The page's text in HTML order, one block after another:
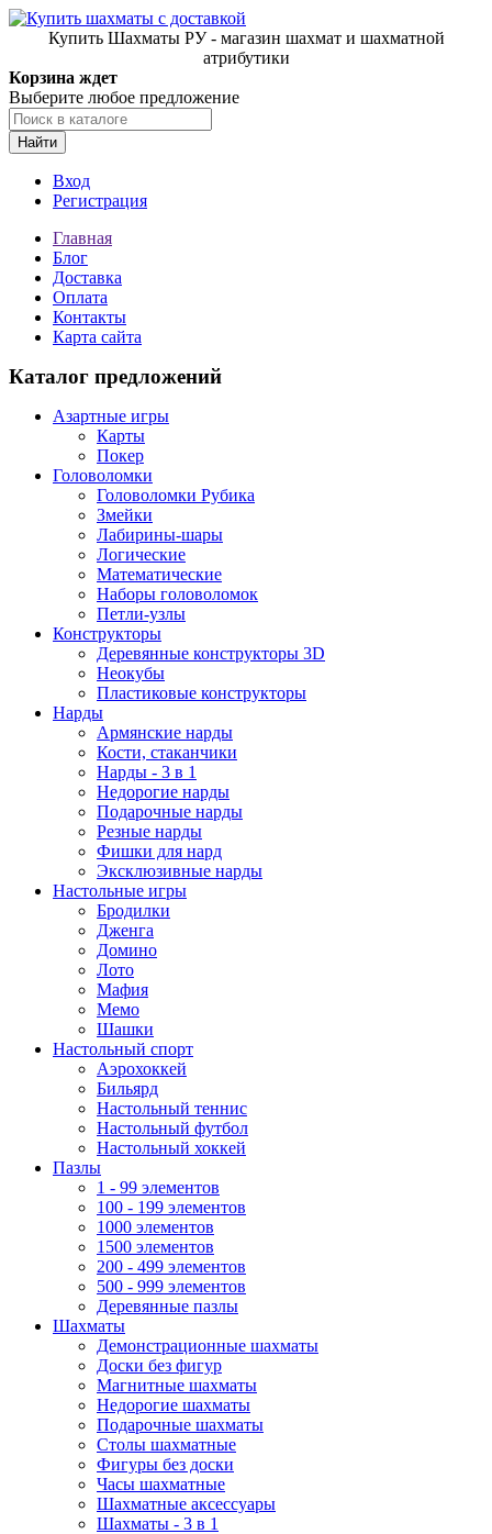
Купить Шахматы РУ - магазин шахмат и шахматной
атрибутики
Корзина ждет
Выберите любое предложение
Найти
Вход
Регистрация
Главная
Блог
Доставка
Оплата
Контакты
Карта сайта
Каталог предложений
Азартные игры
Карты
Покер
Головоломки
Головоломки Рубика
Змейки
Лабирины-шары
Логические
Математические
Наборы головоломок
Петли-узлы
Конструкторы
Деревянные конструкторы 3D
Неокубы
Пластиковые конструкторы
Нарды
Армянские нарды
Кости, стаканчики
Нарды - 3 в 1
Недорогие нарды
Подарочные нарды
Резные нарды
Фишки для нард
Эксклюзивные нарды
Настольные игры
Бродилки
Дженга
Домино
Лото
Мафия
Мемо
Шашки
Настольный спорт
Аэрохоккей
Бильярд
Настольный теннис
Настольный футбол
Настольный хоккей
Пазлы
1 - 99 элементов
100 - 199 элементов
1000 элементов
1500 элементов
200 - 499 элементов
500 - 999 элементов
Деревянные пазлы
Шахматы
Демонстрационные шахматы
Доски без фигур
Магнитные шахматы
Недорогие шахматы
Подарочные шахматы
Столы шахматные
Фигуры без доски
Часы шахматные
Шахматные аксессуары
Шахматы - 3 в 1